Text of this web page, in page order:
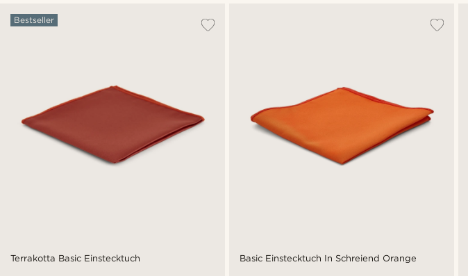
Terrakotta Basic Einstecktuch
Bestseller
Basic Einstecktuch In Schreiend Orange